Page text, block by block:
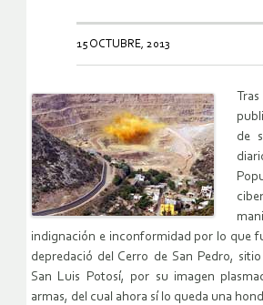
15 OCTUBRE, 2013
de
indignación e inconformidad por lo que
depredació del Cerro de San Pedro,
San Luis Potosí­, por su imagen
armas, del cual ahora sí lo queda una